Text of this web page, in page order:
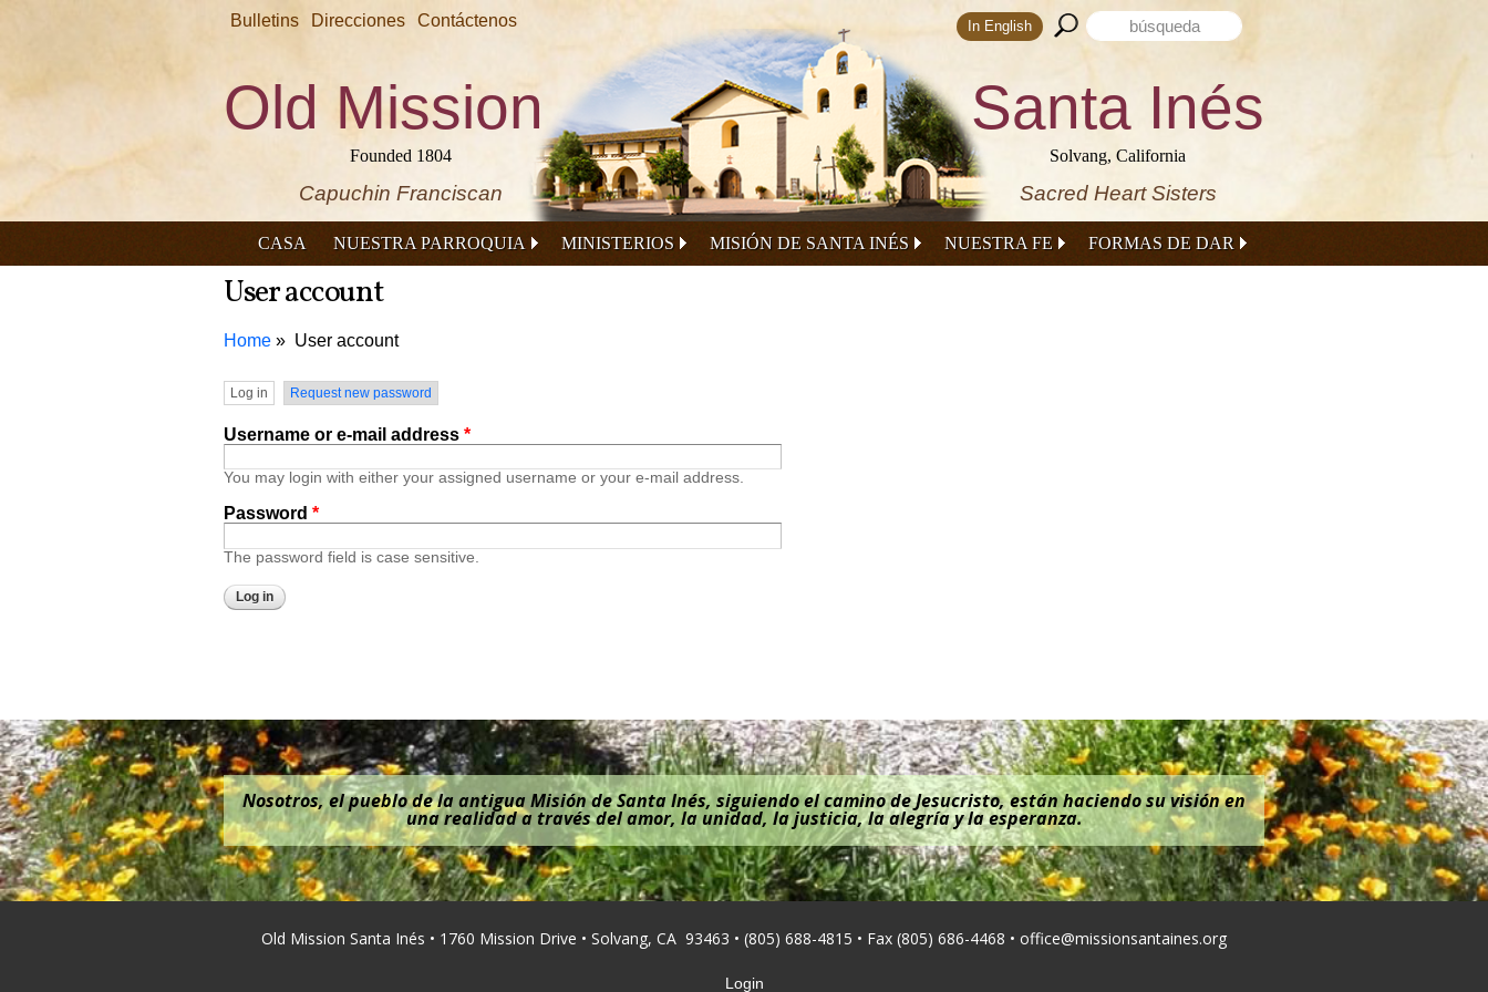
content
Bulletins Direcciones Contáctenos Search form
Search this site
In English
Old Mission
Founded 1804
Capuchin Franciscan
Santa Inés
Solvang, California
Sacred Heart Sisters
CASA NUESTRA PARROQUIA MINISTERIOS MISIÓN DE SANTA INÉS NUESTRA FE FORMAS DE DAR
User account
Home User account
Primary tabs
Log in (active tab)
Request new password
Username or e-mail address *
You may login with either your assigned username or your e-mail address.
Password *
The password field is case sensitive.
Nosotros, el pueblo de la antigua Misión de Santa Inés, siguiendo el camino de Jesucristo, están haciendo su visión en
una realidad a través del amor, la unidad, la justicia, la alegría y la esperanza.
Old Mission Santa Inés • 1760 Mission Drive • Solvang, CA 93463 • (805) 688-4815 • Fax (805) 686-4468 • office@missionsantaines.org
Login